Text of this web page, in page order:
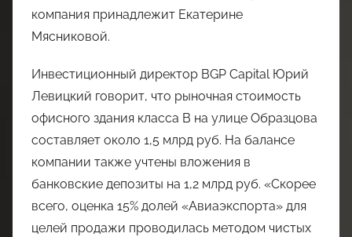
компания принадлежит Екатерине
Мясниковой.
Инвестиционный директор BGP Capital Юрий
Левицкий говорит, что рыночная стоимость
офисного здания класса B на улице Образцова
составляет около 1,5 млрд руб. На балансе
компании также учтены вложения в
банковские депозиты на 1,2 млрд руб. «Скорее
всего, оценка 15% долей «Авиаэкспорта» для
целей продажи проводилась методом чистых